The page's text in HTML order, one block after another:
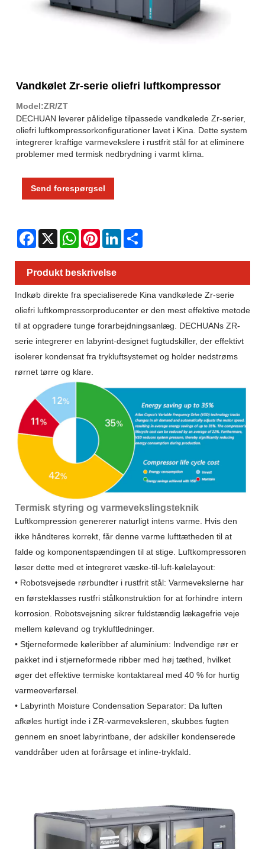
Vandkølet Zr-serie oliefri luftkompressor
Model:ZR/ZT
DECHUAN leverer pålidelige tilpassede vandkølede Zr-serier,
oliefri luftkompressorkonfigurationer lavet i Kina. Dette system
integrerer kraftige varmevekslere i rustfrit stål for at eliminere
problemer med termisk nedbrydning i varmt klima.
Send forespørgsel
Facebook
X WhatsAppPinterestLinkedIn
Produkt beskrivelse
Indkøb direkte fra specialiserede Kina vandkølede Zr-serie
oliefri luftkompressorproducenter er den mest effektive metode
til at opgradere tunge forarbejdningsanlæg. DECHUANs ZR-
serie integrerer en labyrint-designet fugtudskiller, der effektivt
isolerer kondensat fra trykluftsystemet og holder nedstrøms
rørnet tørre og klare.
Termisk styring og varmevekslingsteknik
Luftkompression genererer naturligt intens varme. Hvis den
ikke håndteres korrekt, får denne varme lufttætheden til at
falde og komponentspændingen til at stige. Luftkompressoren
løser dette med et integreret væske-til-luft-kølelayout:
• Robotsvejsede rørbundter i rustfrit stål: Varmevekslerne har
en førsteklasses rustfri stålkonstruktion for at forhindre intern
korrosion. Robotsvejsning sikrer fuldstændig lækagefrie veje
mellem kølevand og trykluftledninger.
• Stjerneformede køleribber af aluminium: Indvendige rør er
pakket ind i stjerneformede ribber med høj tæthed, hvilket
øger det effektive termiske kontaktareal med 40 % for hurtig
varmeoverførsel.
• Labyrinth Moisture Condensation Separator: Da luften
afkøles hurtigt inde i ZR-varmeveksleren, skubbes fugten
gennem en snoet labyrintbane, der adskiller kondenserede
vanddråber uden at forårsage et inline-trykfald.